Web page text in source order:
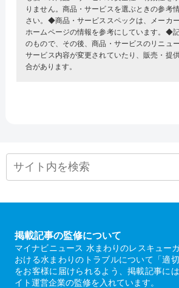
りません。商品・サービスを選ぶときの参考
さい。◆商品・サービススペックは、メーカ
ホームページの情報を参考にしています。◆
のもので、その後、商品・サービスのリニュ
サービス内容が変更されていたり、販売・提
合があります。
掲載記事の監修について
マイナビニュース 水まわりのレスキュー
おける水まわりのトラブルについて「適
をお客様に届けられるよう、掲載記事に
イト運営企業の監修を入れています。